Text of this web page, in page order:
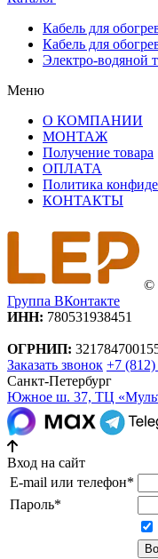
Кабель для
Кабель для
Электро-водяной
Меню
О КОМПАНИИ
МОНТАЖ
Получение товара
ОПЛАТА
Политика
КОНТАКТЫ
©
Группа ВКонтакте
ИНН: 780531938451
ОГРНИП:
Заказать звонок +7
Санкт-Петербург
Южное ш. 37, ТЦ
Вход на сайт
E-mail или телефон*
Пароль*